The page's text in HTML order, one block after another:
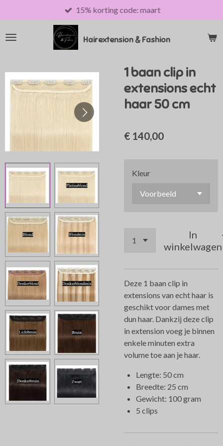
direct
naar
Hairextension & Fashion
15% korting code: maart
1 baan clip in
extensions echt
haar 50 cm
€ 140,00
Kleur
In
winkelwagen
Deze 1 baan clip in
extensions van echt haar is
geschikt voor dames met
dun haar. Dankzij deze clip
in extension voeg je binnen
enkele minuten extra
volume toe aan je haar.
Lengte: 50 cm
Breedte: 25 cm
Gewicht: 100 gram
5 clips